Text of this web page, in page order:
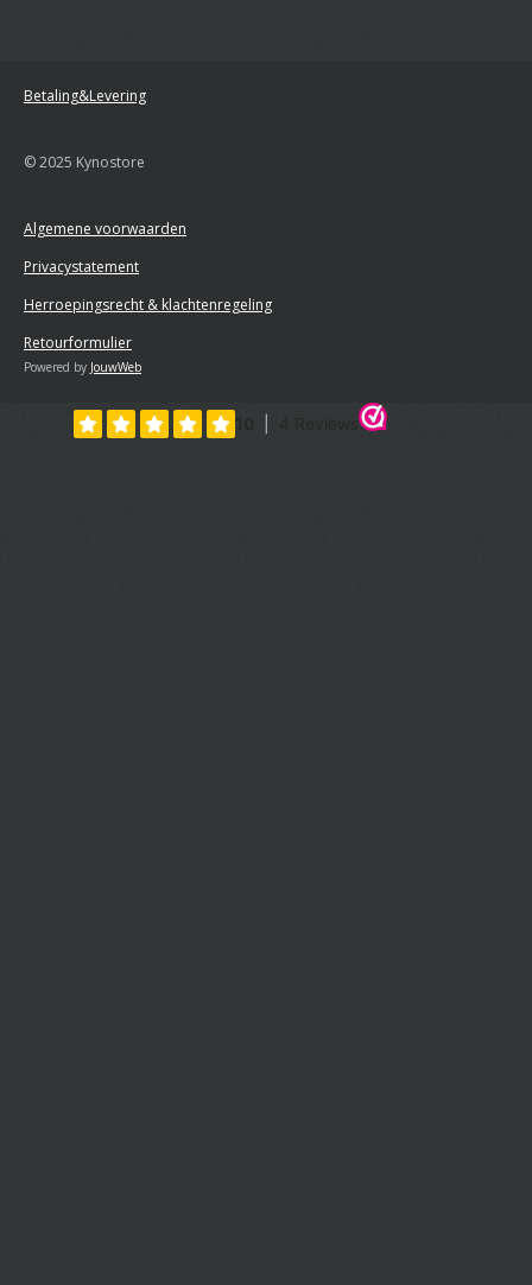
Betaling&Levering
© 2025 Kynostore
Algemene voorwaarden
Privacystatement
Herroepingsrecht & klachtenregeling
Retourformulier
Powered by JouwWeb